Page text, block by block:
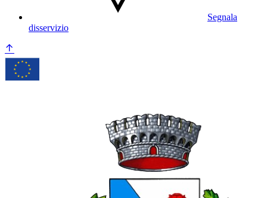
Segnala
disservizio